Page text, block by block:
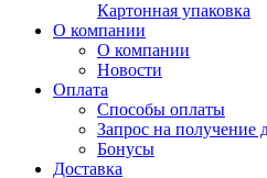
Картонная упаковка
О компании
О компании
Новости
Оплата
Способы оплаты
Запрос на получение
Бонусы
Доставка